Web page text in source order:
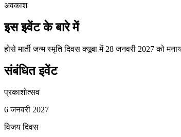
अवकाश
इस इवेंट के बारे में
होसे मार्ती जन्म स्मृति दिवस क्यूबा में 28 जनवरी 2027 को
संबंधित इवेंट
प्रकाशोत्सव
6 जनवरी 2027
विजय दिवस